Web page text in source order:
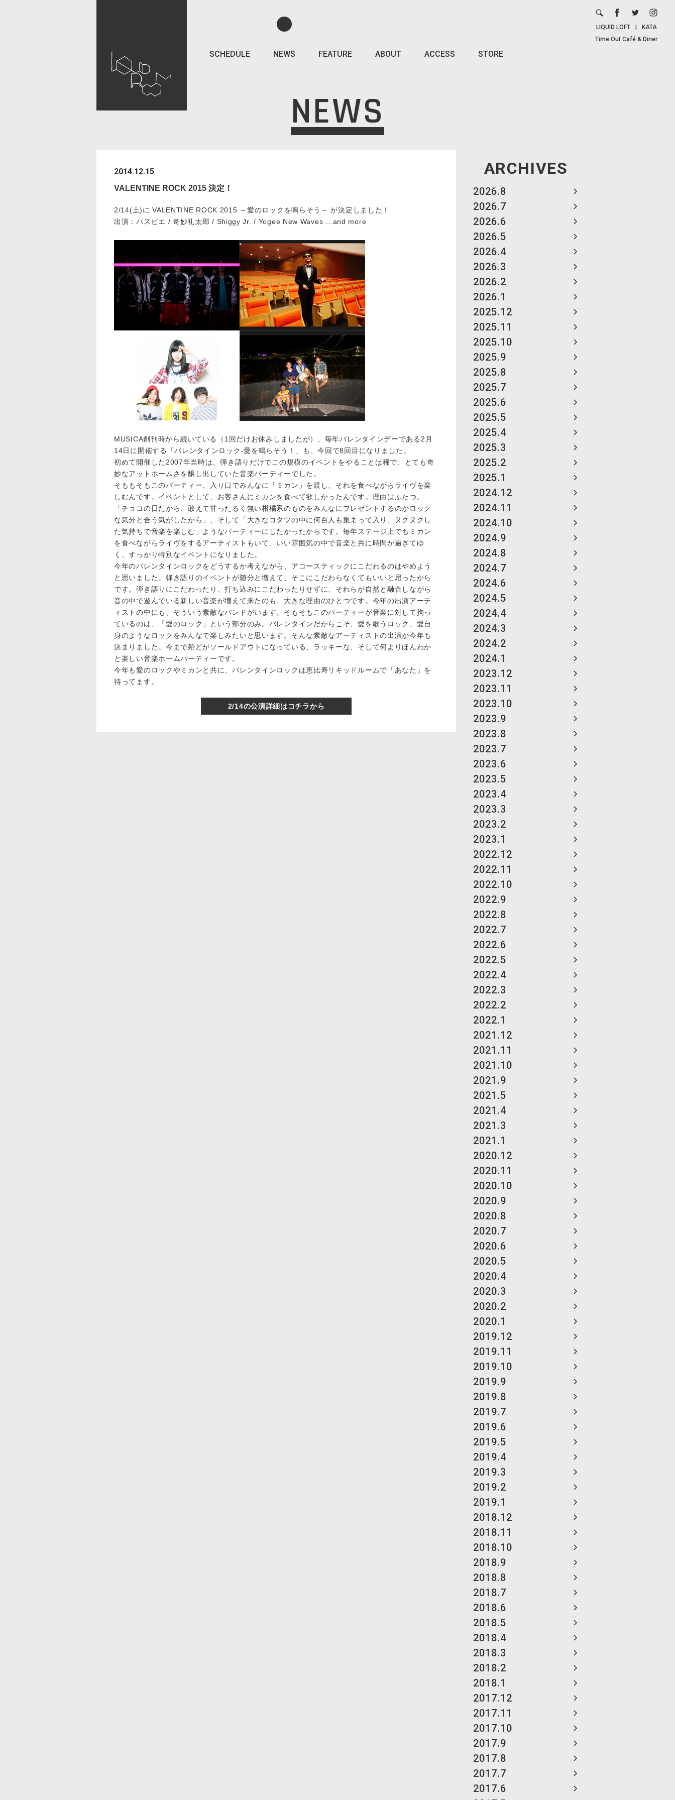
SCHEDULE NEWS FEATURE ABOUT ACCESS STORE
LIQUID LOFT
KATA
Time Out Café & Diner
NEWS
ARCHIVES
2026.8
2026.7
2026.6
2026.5
2026.4
2026.3
2026.2
2026.1
2025.12
2025.11
2025.10
2025.9
2025.8
2025.7
2025.6
2025.5
2025.4
2025.3
2025.2
2025.1
2024.12
2024.11
2024.10
2024.9
2024.8
2024.7
2024.6
2024.5
2024.4
2024.3
2024.2
2024.1
2023.12
2023.11
2023.10
2023.9
2023.8
2023.7
2023.6
2023.5
2023.4
2023.3
2023.2
2023.1
2022.12
2022.11
2022.10
2022.9
2022.8
2022.7
2022.6
2022.5
2022.4
2022.3
2022.2
2022.1
2021.12
2021.11
2021.10
2021.9
2021.5
2021.4
2021.3
2021.1
2020.12
2020.11
2020.10
2020.9
2020.8
2020.7
2020.6
2020.5
2020.4
2020.3
2020.2
2020.1
2019.12
2019.11
2019.10
2019.9
2019.8
2019.7
2019.6
2019.5
2019.4
2019.3
2019.2
2019.1
2018.12
2018.11
2018.10
2018.9
2018.8
2018.7
2018.6
2018.5
2018.4
2018.3
2018.2
2018.1
2017.12
2017.11
2017.10
2017.9
2017.8
2017.7
2017.6
2014.12.15
VALENTINE ROCK 2015 決定！
2/14(土)に VALENTINE ROCK 2015 ～愛のロックを鳴らそう～ が決定しました！
出演：パスピエ / 奇妙礼太郎 / Shiggy Jr. / Yogee New Waves …and more
MUSICA創刊時から続いている（1回だけお休みしましたが）、毎年バレンタインデーである2月
14日に開催する「バレンタインロック-愛を鳴らそう！」も、今回で8回目になりました。
初めて開催した2007年当時は、弾き語りだけでこの規模のイベントをやることは稀で、とても奇
妙なアットホームさを醸し出していた音楽パーティーでした。
そももそもこのパーティー、入り口でみんなに「ミカン」を渡し、それを食べながらライヴを楽
しむんです。イベントとして、お客さんにミカンを食べて欲しかったんです。理由はふたつ。
「チョコの日だから、敢えて甘ったるく無い柑橘系のものをみんなにプレゼントするのがロック
な気分と合う気がしたから」、そして「大きなコタツの中に何百人も集まって入り、ヌクヌクし
た気持ちで音楽を楽しむ」ようなパーティーにしたかったからです。毎年ステージ上でもミカン
を食べながらライヴをするアーティストもいて、いい雰囲気の中で音楽と共に時間が過ぎてゆ
く、すっかり特別なイベントになりました。
今年のバレンタインロックをどうするか考えながら、アコースティックにこだわるのはやめよう
と思いました。弾き語りのイベントが随分と増えて、そこにこだわらなくてもいいと思ったから
です。弾き語りにこだわったり、打ち込みにこだわったりせずに、それらが自然と融合しながら
音の中で遊んでいる新しい音楽が増えて来たのも、大きな理由のひとつです。今年の出演アーテ
ィストの中にも、そういう素敵なバンドがいます。そもそもこのパーティーが音楽に対して拘っ
ているのは、「愛のロック」という部分のみ。バレンタインだからこそ、愛を歌うロック、愛自
身のようなロックをみんなで楽しみたいと思います。そんな素敵なアーティストの出演が今年も
決まりました。今まで殆どがソールドアウトになっている、ラッキーな、そして何よりほんわか
と楽しい音楽ホームパーティーです。
今年も愛のロックやミカンと共に、バレンタインロックは恵比寿リキッドルームで「あなた」を
待ってます。
2/14の公演詳細はコチラから